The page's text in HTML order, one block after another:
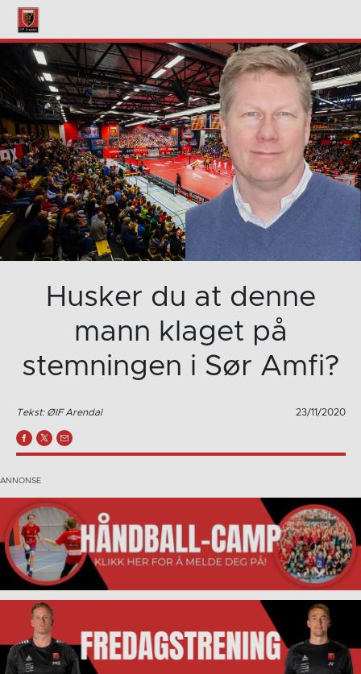
Husker du at denne
mann klaget på
stemningen i Sør Amfi?
Tekst: ØIF Arendal 23/11/2020